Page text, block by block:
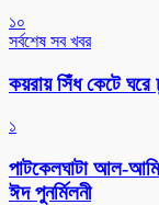
১০
সর্বশেষ সব খবর
কয়রায় সিঁধ কেটে
১
পাটকেলঘাটা আল-
ঈদ পুনর্মিলনী